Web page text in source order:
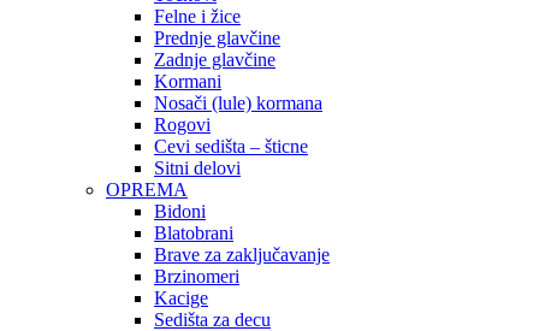
Felne i žice
Prednje glavčine
Zadnje glavčine
Kormani
Nosači (lule) kormana
Rogovi
Cevi sedišta – šticne
Sitni delovi
OPREMA
Bidoni
Blatobrani
Brave za zaključavanje
Brzinomeri
Kacige
Sedišta za decu